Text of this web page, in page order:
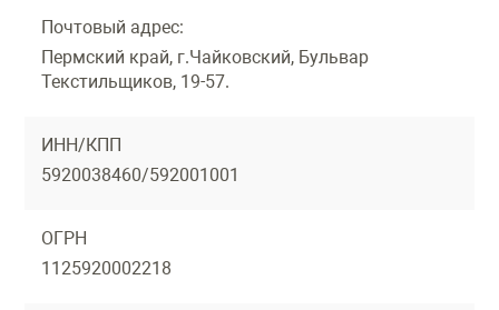
Почтовый адрес:
Пермский край, г.Чайковский, Бульвар
Текстильщиков, 19-57.
ИНН/КПП
5920038460/592001001
ОГРН
1125920002218